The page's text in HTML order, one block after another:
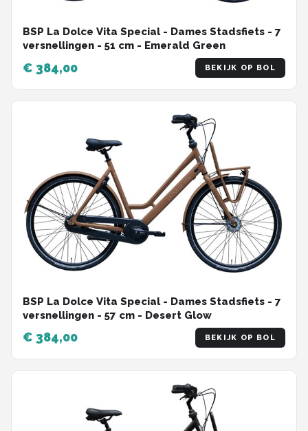
BSP La Dolce Vita Special - Dames Stadsfiets - 7
versnellingen - 51 cm - Emerald Green
€ 384,00 BEKIJK OP BOL
BSP La Dolce Vita Special - Dames Stadsfiets - 7
versnellingen - 57 cm - Desert Glow
€ 384,00 BEKIJK OP BOL